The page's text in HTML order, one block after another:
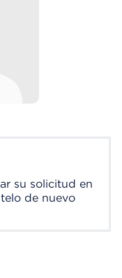
su solicitud en
de nuevo